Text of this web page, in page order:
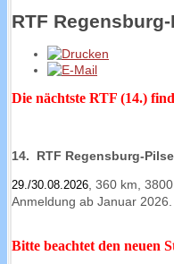
RTF
Die nächtste RTF (14.)
14. RTF Regensburg-
29./30.08.2026 , 360 km,
Anmeldung ab Januar 2026.
Bitte beachtet den neuen